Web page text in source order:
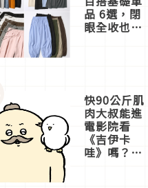
品 6選，閉
眼全收也不
快90公斤肌
肉大叔能進
電影院看
《吉伊卡
哇》嗎？日